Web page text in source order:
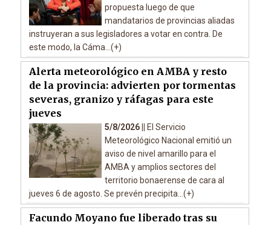
propuesta luego de que
mandatarios de provincias aliadas
instruyeran a sus legisladores a votar en contra. De
este modo, la Cáma...(+)
Alerta meteorológico en AMBA y resto
de la provincia: advierten por tormentas
severas, granizo y ráfagas para este
jueves
5/8/2026 ||
El Servicio
Meteorológico Nacional emitió un
aviso de nivel amarillo para el
AMBA y amplios sectores del
territorio bonaerense de cara al
jueves 6 de agosto. Se prevén precipita...(+)
Facundo Moyano fue liberado tras su